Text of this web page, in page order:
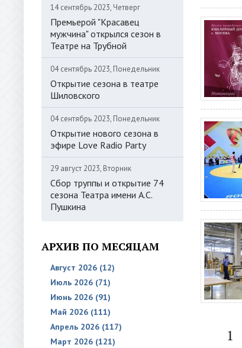
14 сентябрь 2023, Четверг
Премьерой "Красавец
мужчина" открылся сезон в
Театре на Трубной
04 сентябрь 2023, Понедельник
Открытие сезона в театре
Шиловского
04 сентябрь 2023, Понедельник
Открытие нового сезона в
эфире Love Radio Party
29 август 2023, Вторник
Сбор труппы и открытие 74
сезона Театра имени А.С.
Пушкина
АРХИВ ПО МЕСЯЦАМ
Август 2026 (12)
Июль 2026 (71)
Июнь 2026 (91)
Май 2026 (111)
Апрель 2026 (117)
Март 2026 (121)
1